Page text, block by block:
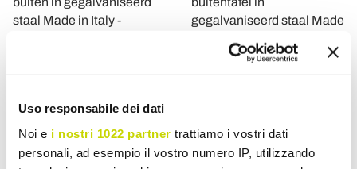
Uso responsabile dei dati
Noi e i nostri 1022 partner trattiamo i vostri dati
personali, ad esempio il vostro numero IP, utilizzando
staal Made in Italy -
gegalvaniseerd staal Made
€ 393,65 € 562,35 - 30%